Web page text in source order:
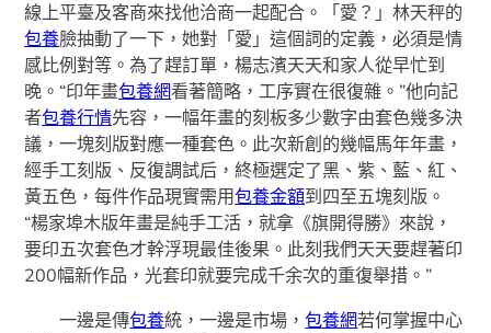
線上平臺及客商來找他洽商一起配合。「愛？」林天秤的
包養臉抽動了一下，她對「愛」這個詞的定義，必須是情
感比例對等。為了趕訂單，楊志濱天天和家人從早忙到
晚。“印年畫包養網看著簡略，工序實在很復雜。”他向記
者包養行情先容，一幅年畫的刻板多少數字由套色幾多決
議，一塊刻版對應一種套色。此次新創的幾幅馬年年畫，
經手工刻版、反復調試后，終極選定了黑、紫、藍、紅、
黃五色，每件作品現實需用包養金額到四至五塊刻版。
“楊家埠木版年畫是純手工活，就拿《旗開得勝》來說，
要印五次套色才幹浮現最佳後果。此刻我們天天要趕著印
200幅新作品，光套印就要完成千余次的重復舉措。”
一邊是傳包養統，一邊是市場，包養網若何掌握中心